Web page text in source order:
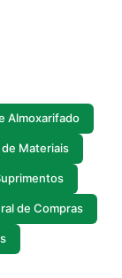
Almoxarifado
Materiais
de Compras